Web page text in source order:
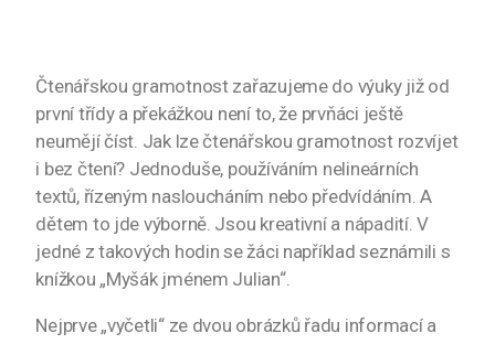
Čtenářskou gramotnost zařazujeme do výuky již od
první třídy a překážkou není to, že prvňáci ještě
neumějí číst. Jak lze čtenářskou gramotnost rozvíjet
i bez čtení? Jednoduše, používáním nelineárních
textů, řízeným nasloucháním nebo předvídáním. A
dětem to jde výborně. Jsou kreativní a nápadití. V
jedné z takových hodin se žáci například seznámili s
knížkou „Myšák jménem Julian“.
Nejprve „vyčetli“ ze dvou obrázků řadu informací a